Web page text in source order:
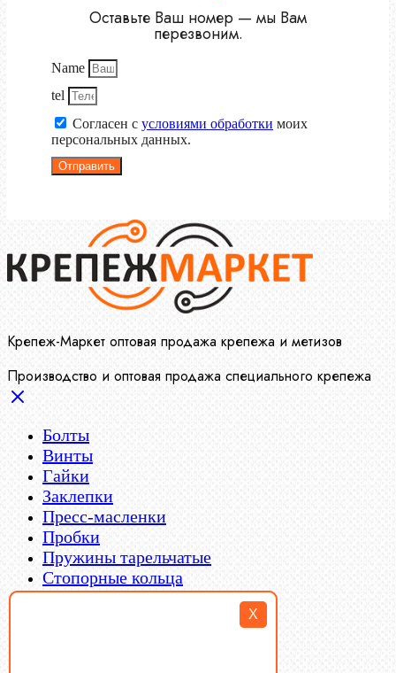
X
Оставьте Ваш номер — мы Вам
перезвоним.
Name
tel
Согласен с условиями обработки моих
персональных данных.
Отправить
Крепеж-Маркет оптовая продажа крепежа и метизов
Производство и оптовая продажа специального крепежа
Болты
Винты
Гайки
Заклепки
Пресс-масленки
Пробки
Пружины тарельчатые
Стопорные кольца
Такелаж